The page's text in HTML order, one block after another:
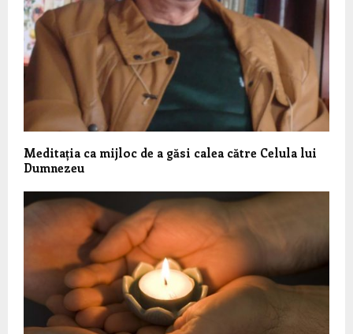
Meditația ca mijloc de a găsi calea către Celula lui
Dumnezeu